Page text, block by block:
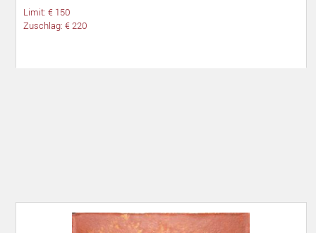
Limit: € 150
Zuschlag: € 220